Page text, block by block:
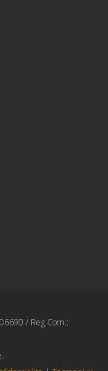
/ Reg.Com.: